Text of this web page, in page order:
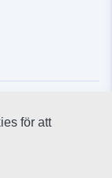
för att